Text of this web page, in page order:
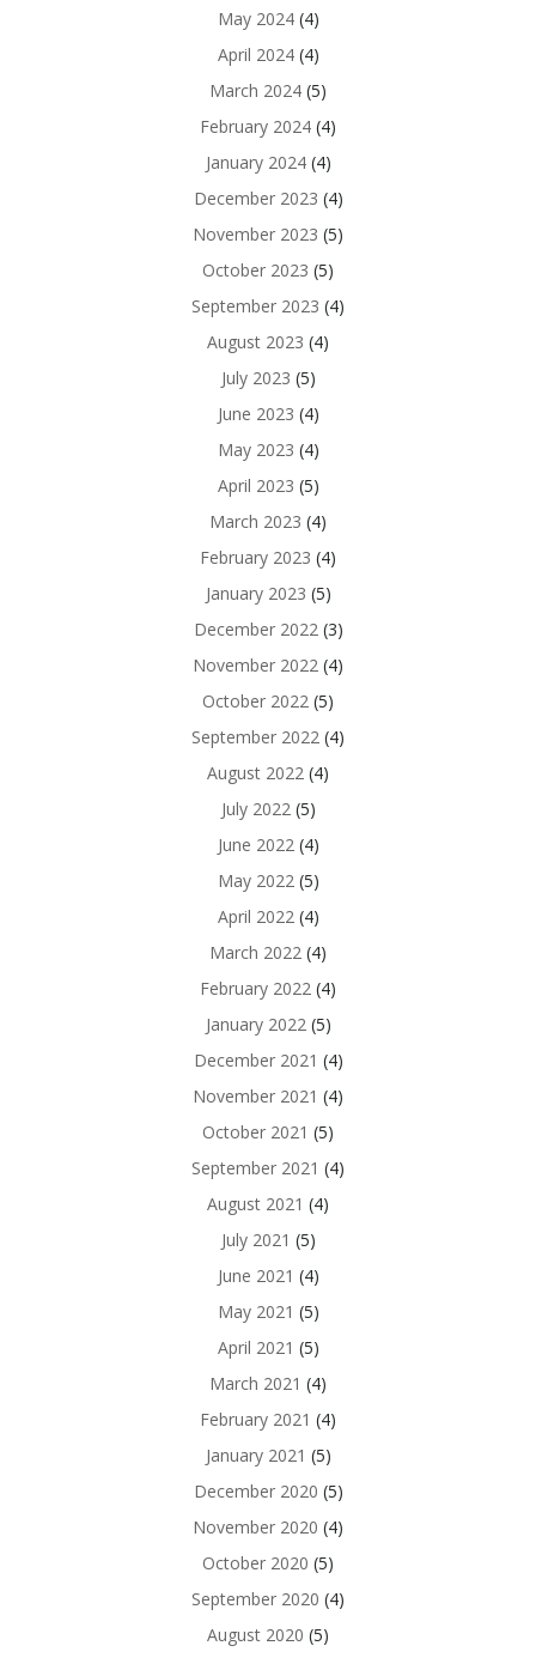
May 2024(4)
April 2024(4)
March 2024 (5)
February 2024 (4)
January 2024(4)
December 2023 (4)
November 2023 (5)
October 2023 (5)
September 2023 (4)
August 2023 (4)
July 2023 (5)
June 2023 (4)
May 2023 (4)
April 2023 (5)
March 2023 (4)
February 2023 (4)
January 2023 (5)
December 2022(3)
November 2022 (4)
October 2022 (5)
September 2022 (4)
August 2022 (4)
July 2022(5)
June 2022(4)
May 2022(5)
April 2022(4)
March 2022 (4)
February 2022 (4)
January 2022(5)
December 2021 (4)
November 2021 (4)
October 2021 (5)
September 2021 (4)
August 2021 (4)
July 2021 (5)
June 2021 (4)
May 2021 (5)
April 2021 (5)
March 2021 (4)
February 2021 (4)
January 2021 (5)
December 2020 (5)
November 2020 (4)
October 2020 (5)
September 2020 (4)
August 2020 (5)